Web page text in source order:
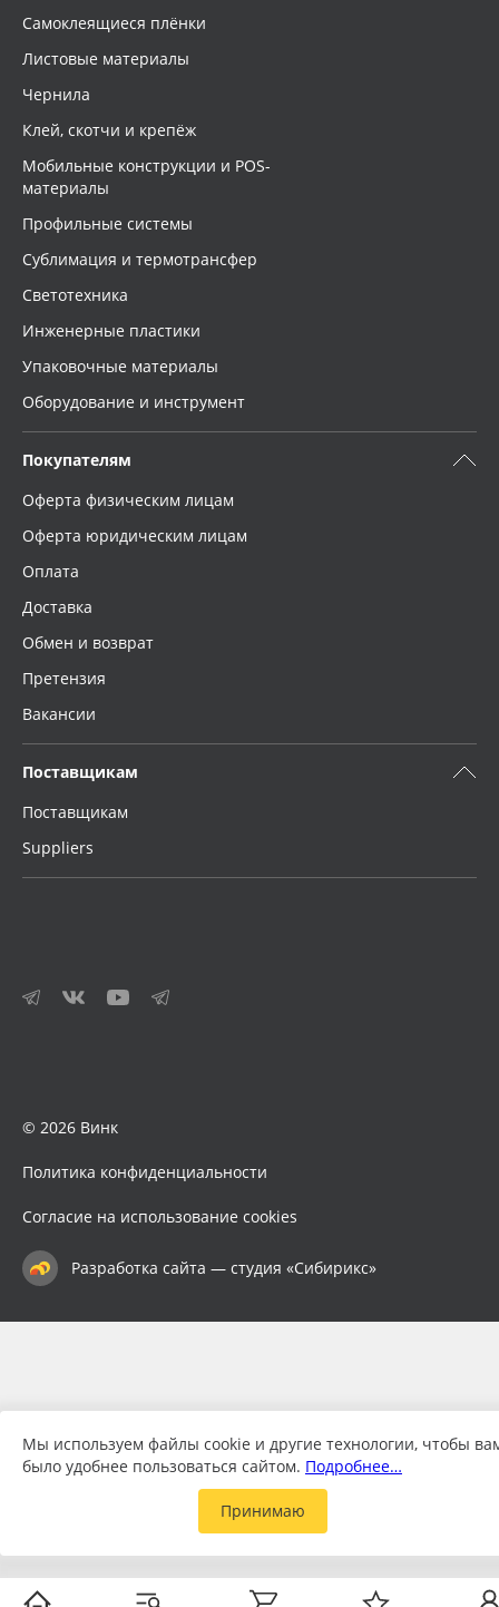
Самоклеящиеся плёнки
Листовые материалы
Чернила
Клей, скотчи и крепёж
Мобильные конструкции и POS-
материалы
Профильные системы
Сублимация и термотрансфер
Светотехника
Инженерные пластики
Упаковочные материалы
Оборудование и инструмент
Покупателям
Оферта физическим лицам
Оферта юридическим лицам
Оплата
Доставка
Обмен и возврат
Претензия
Вакансии
Поставщикам
Поставщикам
Suppliers
© 2026 Винк
Политика конфиденциальности
Согласие на использование cookies
Разработка сайта — студия «Сибирикс»
Мы используем файлы cookie и другие технологии, чтобы
было удобнее пользоваться сайтом. Подробнее…
Принимаю